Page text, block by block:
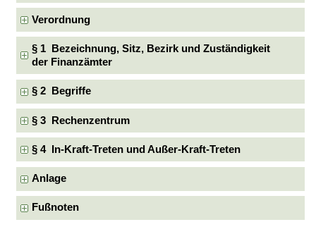
Verordnung
§ 1 Bezeichnung, Sitz, Bezirk und Zuständigkeit
der Finanzämter
§ 2 Begriffe
§ 3 Rechenzentrum
§ 4 In-Kraft-Treten und Außer-Kraft-Treten
Anlage
Fußnoten